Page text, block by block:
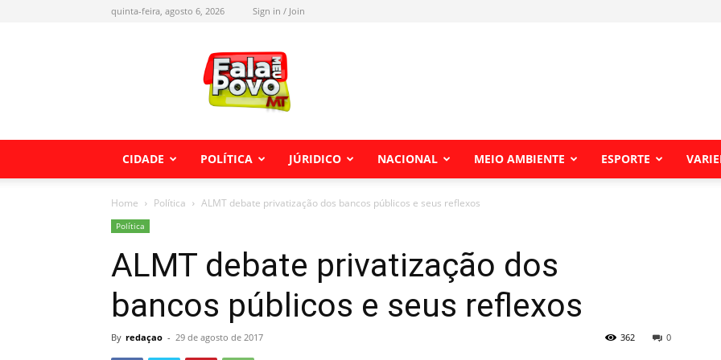
quinta-feira, agosto 6, 2026 Sign in / Join
Fala
meu
Povo
MT
CIDADE POLÍTICA JÚRIDICO NACIONAL MEIO AMBIENTE ESPORTE
Home Política ALMT debate privatização dos bancos públicos e seus reflexos
Política
ALMT debate privatização dos
bancos públicos e seus reflexos
By redaçao - 29 de agosto de 2017 0
362